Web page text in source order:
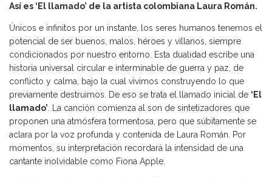
Así es ‘El llamado’ de la artista colombiana Laura Román.
Únicos e infinitos por un instante, los seres humanos tenemos el
potencial de ser buenos, malos, héroes y villanos, siempre
condicionados por nuestro entorno. Esta dualidad escribe una
historia universal circular e interminable de guerra y paz, de
conflicto y calma, bajo la cual vivimos construyendo lo que
previamente destruimos. De eso se trata el llamado inicial de ‘El
llamado’ . La canción comienza al son de sintetizadores que
proponen una atmósfera tormentosa, pero que súbitamente se
aclara por la voz profunda y contenida de Laura Román. Por
momentos, su interpretación recordará la intensidad de una
cantante inolvidable como Fiona Apple.